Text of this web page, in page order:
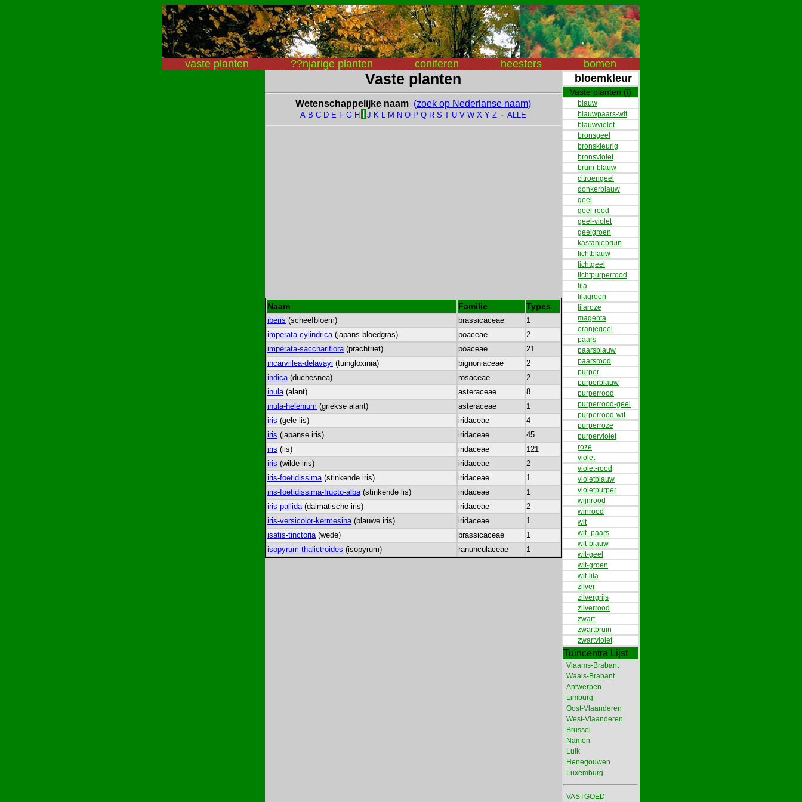
vaste planten ??njarige planten coniferen heesters bomen
Vaste planten
Wetenschappelijke naam (zoek op Nederlanse naam)
A B C D E F G H J K L M N O P Q R S T U V W X Y Z - ALLE
Naam Familie Types
iberis (scheefbloem) brassicaceae
1
imperata-cylindrica(japans bloedgras) poaceae
2
imperata-sacchariflora(prachtriet) poaceae
21
incarvillea-delavayi (tuingloxinia) bignoniaceae
2
indica(duchesnea) rosaceae
2
inula(alant) asteraceae
8
inula-helenium (griekse alant) asteraceae
1
iris (gele lis) iridaceae
4
iris (japanse iris) iridaceae
45
iris (lis) iridaceae
121
iris (wilde iris) iridaceae
2
iris-foetidissima(stinkende iris) iridaceae
1
iris-foetidissima-fructo-alba(stinkende lis) iridaceae
1
iris-pallida(dalmatische iris) iridaceae
2
iris-versicolor-kermesina(blauwe iris) iridaceae
1
isatis-tinctoria(wede) brassicaceae
1
isopyrum-thalictroides (isopyrum) ranunculaceae 1
bloemkleur
Vaste planten (i)
blauw
blauwpaars-wit
blauwviolet
bronsgeel
bronskleurig
bronsviolet
bruin-blauw
citroengeel
donkerblauw
geel
geel-rood
geel-violet
geelgroen
kastanjebruin
lichtblauw
lichtgeel
lichtpurperrood
lila
lilagroen
lilaroze
magenta
oranjegeel
paars
paarsblauw
paarsrood
purper
purperblauw
purperrood
purperrood-geel
purperrood-wit
purperroze
purperviolet
roze
violet
violet-rood
violetblauw
violetpurper
wijnrood
winrood
wit
wit -paars
wit-blauw
wit-geel
wit-groen
wit-lila
zilver
zilvergrijs
zilverrood
zwart
zwartbruin
zwartviolet
Tuincentra Lijst
Vlaams-Brabant
Waals-Brabant
Antwerpen
Limburg
Oost-Vlaanderen
West-Vlaanderen
Brussel
Namen
Luik
Henegouwen
Luxemburg
VASTGOED